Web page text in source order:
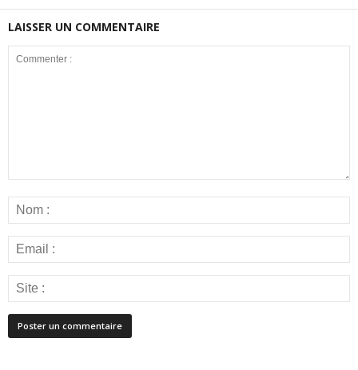
LAISSER UN COMMENTAIRE